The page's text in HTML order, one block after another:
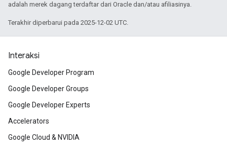
adalah merek dagang terdaftar dari Oracle dan/atau afiliasinya.
Terakhir diperbarui pada 2025-12-02 UTC.
Interaksi
Google Developer Program
Google Developer Groups
Google Developer Experts
Accelerators
Google Cloud & NVIDIA